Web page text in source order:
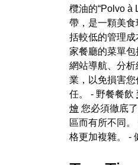
欖油的“Polvo à
帶，是一顆美
括較低的管理
家餐廳的菜單
網站導航、分
業，以免損害
任。 - 野餐餐飲
燴 您必須徹底
區而有所不同
格更加複雜。 -